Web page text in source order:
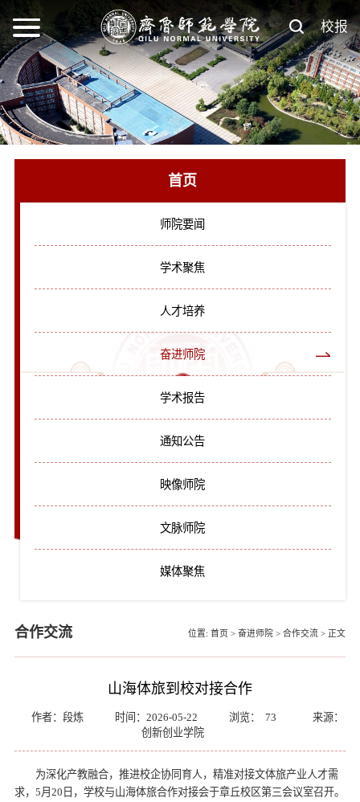
校报
首页
师院要闻
学术聚焦
人才培养
奋进师院
学术报告
通知公告
映像师院
文脉师院
媒体聚焦
合作交流 位置: 首页 > 奋进师院 > 合作交流 > 正文
山海体旅到校对接合作
作者：段炼 时间：2026-05-22 浏览： 73
来源：
创新创业学院
为深化产教融合，推进校企协同育人，精准对接文体旅产业人才需
求，5月20日，学校与山海体旅合作对接会于章丘校区第三会议室召开。